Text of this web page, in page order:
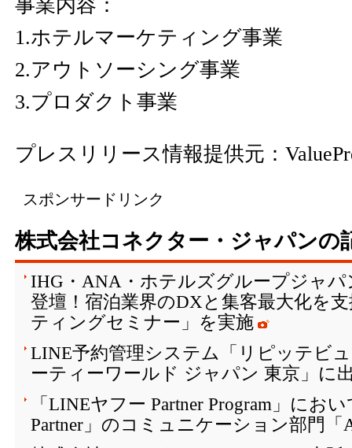
事業内容：
1.ホテルマーケティング事業
2.アウトソーシング事業
3.プロダクト事業
プレスリリース情報提供元：
スポンサードリンク
株式会社コネクター・ジャパンの
IHG・ANA・ホテルズグループジャ
登壇！宿泊業界のDXと集客最大化を
ティングセミナー」を実施
LINE予約管理システム「リピッテビ
ーティーワールド ジャパン 東京」に
「LINEヤフー Partner Program」にお
Partner」のコミュニケーション部門「